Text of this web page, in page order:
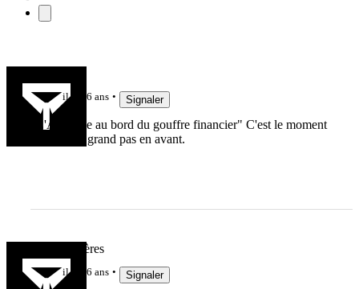
il y a 6 ans Signaler
"L'Australie au bord du gouffre financier" C'est le moment
de faire un grand pas en avant.
Team Viscères
il y a 6 ans Signaler